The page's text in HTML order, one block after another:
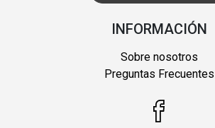
INFORMACIÓN
Sobre nosotros
Preguntas Frecuentes